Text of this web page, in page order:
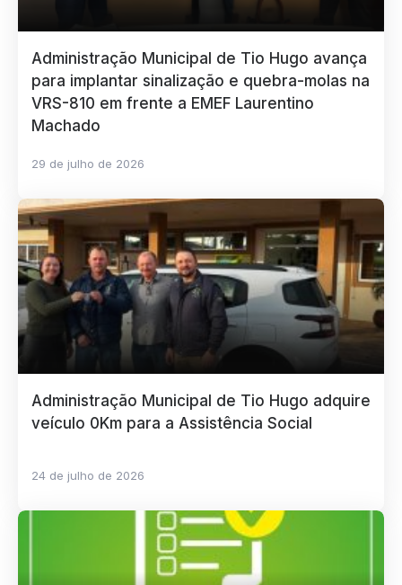
Administração Municipal de Tio Hugo avança
para implantar sinalização e quebra-molas na
VRS-810 em frente a EMEF Laurentino
Machado
29 de julho de 2026
Administração Municipal de Tio Hugo adquire
veículo 0Km para a Assistência Social
24 de julho de 2026